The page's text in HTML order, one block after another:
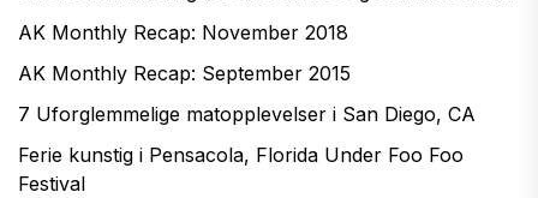
AK Monthly Recap: November 2018
AK Monthly Recap: September 2015
7 Uforglemmelige matopplevelser i San Diego, CA
Ferie kunstig i Pensacola, Florida Under Foo Foo
Festival